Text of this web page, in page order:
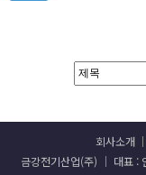
회사소개
금강전기산업(주) │ 대표 :